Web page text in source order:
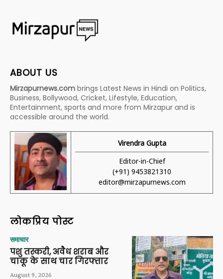
ABOUT US
Mirzapurnews.com brings Latest News in Hindi on Politics,
Business, Bollywood, Cricket, Lifestyle, Education,
Entertainment, sports and more from Mirzapur and is
accessible around the world.
Virendra Gupta
Editor-in-Chief
(+91) 9453821310
editor@mirzapurnews.com
लोकप्रिय पोस्ट
समाचार
पशु तस्करी, अवैध शराब और
चाकू के साथ चार गिरफ्तार
August 9, 2026